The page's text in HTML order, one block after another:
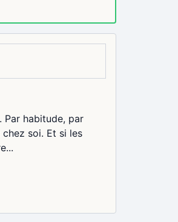
Par habitude, par
soi. Et si les